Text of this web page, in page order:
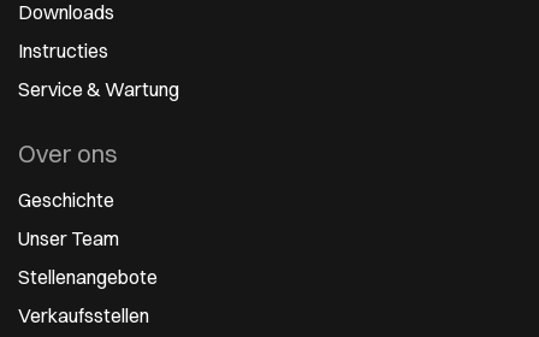
Downloads
Instructies
Service & Wartung
Over ons
Geschichte
Unser Team
Stellenangebote
Verkaufsstellen